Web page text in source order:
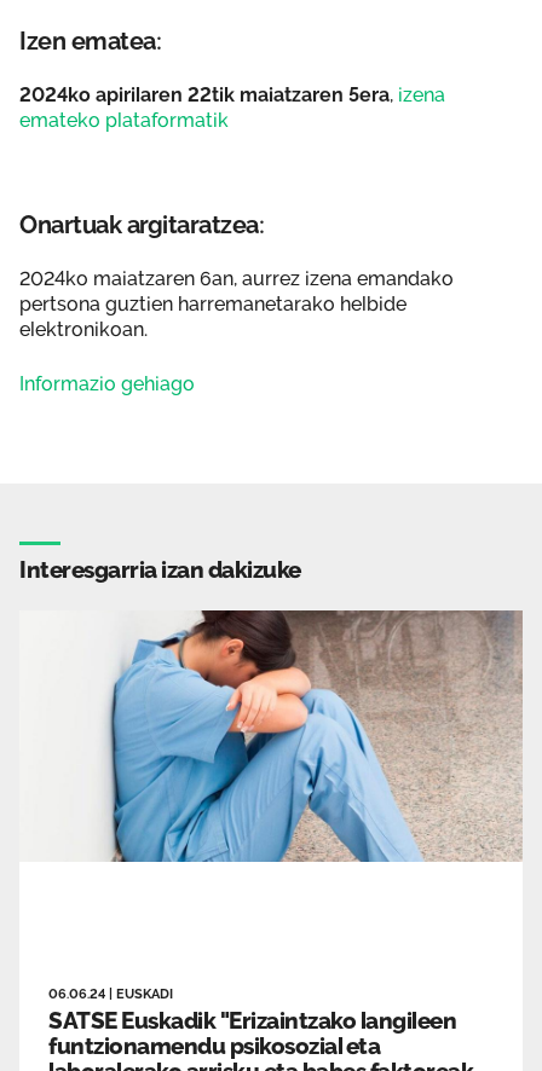
Izen ematea:
2024ko apirilaren 22tik maiatzaren 5era, izena
emateko plataformatik
Onartuak argitaratzea:
2024ko maiatzaren 6an, aurrez izena emandako
pertsona guztien harremanetarako helbide
elektronikoan.
Informazio gehiago
Interesgarria izan dakizuke
06.06.24 EUSKADI
SATSE Euskadik "Erizaintzako langileen
funtzionamendu psikosozial eta